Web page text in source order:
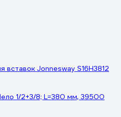
вставок Jonnesway S16H3812